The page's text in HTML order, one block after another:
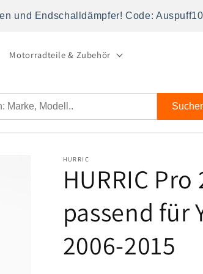
und Endschalldämpfer! Code: Auspuff10
Motorradteile & Zubehör
HURRIC
HURRIC
passend für
2006-2015